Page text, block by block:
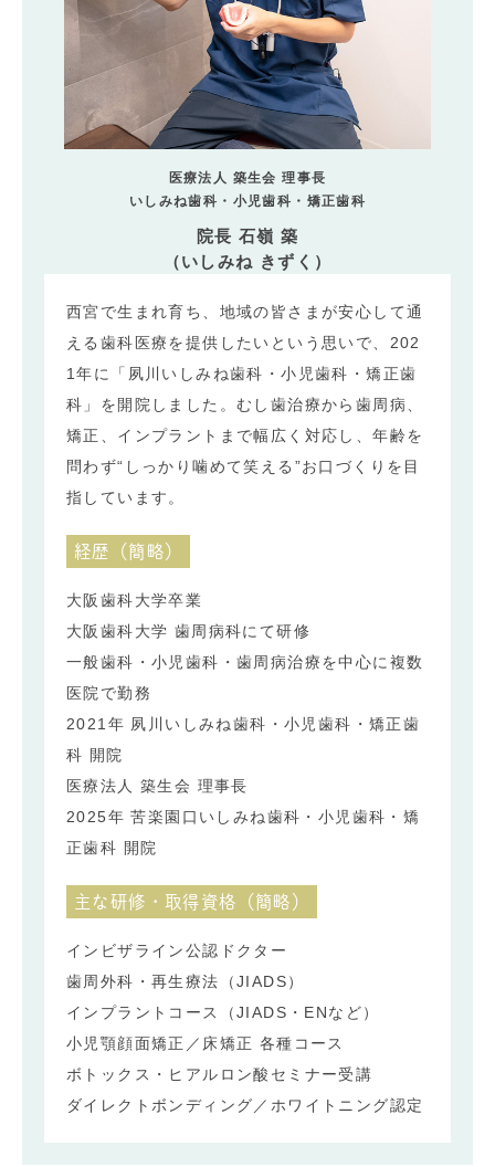
医療法人 築生会 理事長
いしみね歯科・小児歯科・矯正歯科
院長 石嶺 築
（いしみね きずく）
西宮で生まれ育ち、地域の皆さまが安心して通
える歯科医療を提供したいという思いで、202
1年に「夙川いしみね歯科・小児歯科・矯正歯
科」を開院しました。むし歯治療から歯周病、
矯正、インプラントまで幅広く対応し、年齢を
問わず“しっかり噛めて笑える”お口づくりを目
指しています。
経歴（簡略）
大阪歯科大学卒業
大阪歯科大学 歯周病科にて研修
一般歯科・小児歯科・歯周病治療を中心に複数
医院で勤務
2021年 夙川いしみね歯科・小児歯科・矯正歯
科 開院
医療法人 築生会 理事長
2025年 苦楽園口いしみね歯科・小児歯科・矯
正歯科 開院
主な研修・取得資格（簡略）
インビザライン公認ドクター
歯周外科・再生療法（JIADS）
インプラントコース（JIADS・ENなど）
小児顎顔面矯正／床矯正 各種コース
ボトックス・ヒアルロン酸セミナー受講
ダイレクトボンディング／ホワイトニング認定